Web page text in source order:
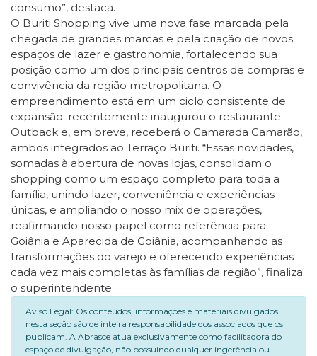
consumo”, destaca.
O Buriti Shopping vive uma nova fase marcada pela
chegada de grandes marcas e pela criação de novos
espaços de lazer e gastronomia, fortalecendo sua
posição como um dos principais centros de compras e
convivência da região metropolitana. O
empreendimento está em um ciclo consistente de
expansão: recentemente inaugurou o restaurante
Outback e, em breve, receberá o Camarada Camarão,
ambos integrados ao Terraço Buriti. “Essas novidades,
somadas à abertura de novas lojas, consolidam o
shopping como um espaço completo para toda a
família, unindo lazer, conveniência e experiências
únicas, e ampliando o nosso mix de operações,
reafirmando nosso papel como referência para
Goiânia e Aparecida de Goiânia, acompanhando as
transformações do varejo e oferecendo experiências
cada vez mais completas às famílias da região”, finaliza
o superintendente.
Aviso Legal: Os conteúdos, informações e materiais divulgados
nesta seção são de inteira responsabilidade dos associados que os
publicam. A Abrasce atua exclusivamente como facilitadora do
espaço de divulgação, não possuindo qualquer ingerência ou